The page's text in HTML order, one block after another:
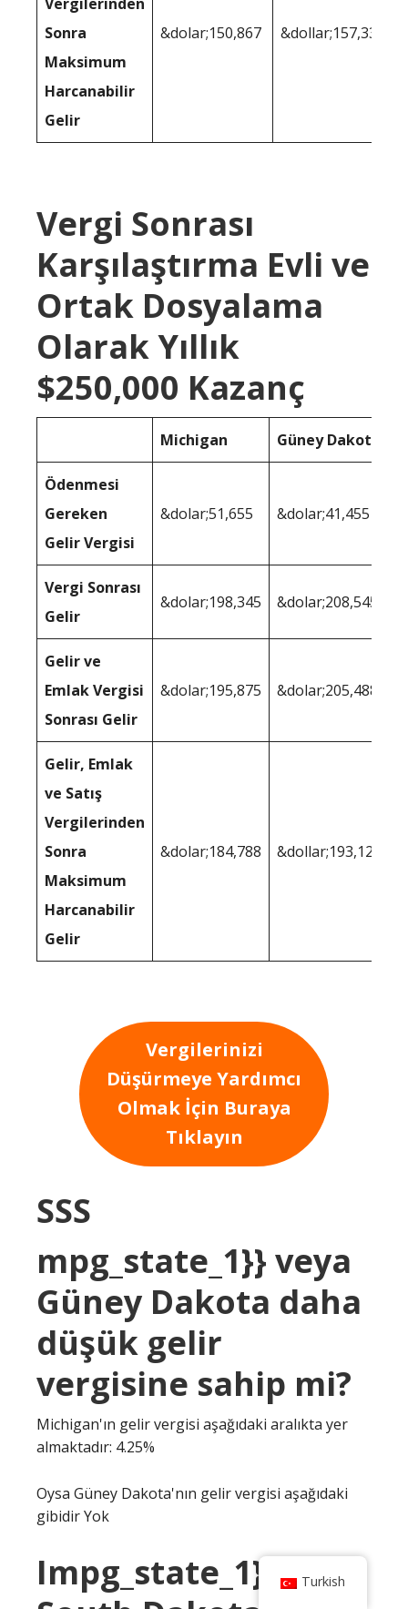
Sonra
Maksimum
Harcanabilir
Gelir
&dolar;150,867 &dollar;157,337
Vergi Sonrası
Karşılaştırma Evli ve
Ortak Dosyalama
Olarak Yıllık
$250,000 Kazanç
Michigan Güney Dakota
Ödenmesi
Gereken
Gelir Vergisi
&dolar;51,655 &dolar;41,455
Vergi Sonrası
Gelir
&dolar;198,345 &dolar;208,545
Gelir ve
Emlak Vergisi
Sonrası Gelir
&dolar;195,875 &dolar;205,488
Gelir, Emlak
ve Satış
Vergilerinden
Sonra
Maksimum
Harcanabilir
Gelir
&dolar;184,788 &dollar;193,128
Vergilerinizi
Düşürmeye Yardımcı
Olmak İçin Buraya
Tıklayın
SSS
mpg_state_1}} veya
Güney Dakota daha
düşük gelir
vergisine sahip mi?
Michigan'ın gelir vergisi aşağıdaki aralıkta yer
almaktadır: 4.25%
Oysa Güney Dakota'nın gelir vergisi aşağıdaki
gibidir Yok
Impg_state_1}} veya
Turkish